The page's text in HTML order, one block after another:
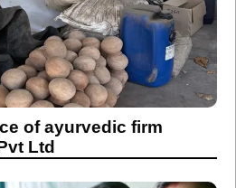
of ayurvedic firm
Ltd